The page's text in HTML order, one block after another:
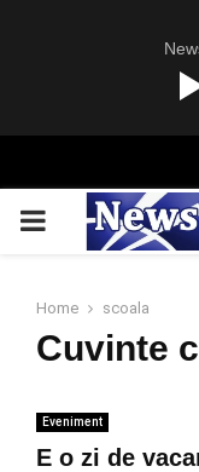
PRIMARY
Home scoala
Cuvinte
Eveniment
E o zi de